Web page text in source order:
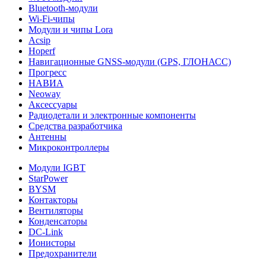
Bluetooth-модули
Wi-Fi-чипы
Модули и чипы Lora
Acsip
Hoperf
Навигационные GNSS-модули (GPS, ГЛОНАСС)
Прогресс
НАВИА
Neoway
Аксессуары
Радиодетали и электронные компоненты
Средства разработчика
Антенны
Микроконтроллеры
Модули IGBT
StarPower
BYSM
Контакторы
Вентиляторы
Конденсаторы
DC-Link
Ионисторы
Предохранители